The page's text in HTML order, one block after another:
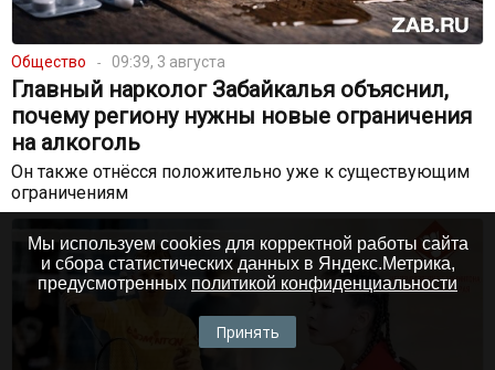
Общество 09:39, 3 августа
Главный нарколог Забайкалья объяснил,
почему региону нужны новые ограничения
на алкоголь
Он также отнёсся положительно уже к существующим
ограничениям
Мы используем cookies для корректной работы сайта
и сбора статистических данных в Яндекс.Метрика,
предусмотренных политикой конфиденциальности
Принять